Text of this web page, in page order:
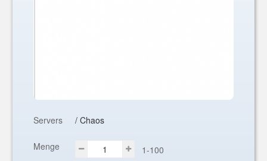
Servers / Chaos
Menge 1-100